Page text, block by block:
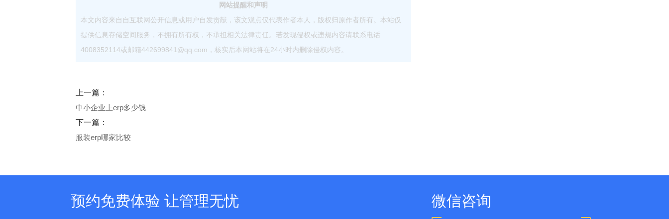
网站提醒和声明
本文内容来自自互联网公开信息或用户自发贡献，该文观点仅代表作者本人，版权归原作者所有。本站仅
提供信息存储空间服务，不拥有所有权，不承担相关法律责任。若发现侵权或违规内容请联系电话
4008352114或邮箱442699841@qq.com，核实后本网站将在24小时内删除侵权内容。
上一篇：
中小企业上erp多少钱
下一篇：
服装erp哪家比较
预约免费体验 让管理无忧 微信咨询